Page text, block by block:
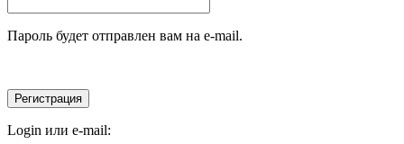
Пароль будет отправлен вам на e-mail.
Login или e-mail: